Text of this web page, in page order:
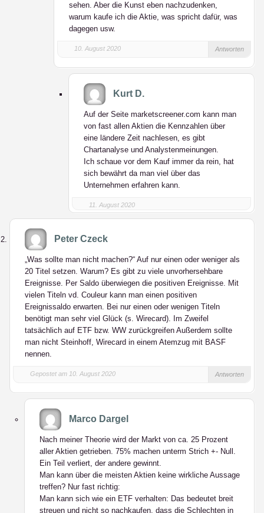
sehen. Aber die Kunst eben nachzudenken,
warum kaufe ich die Aktie, was spricht dafür, was
dagegen usw.
10. August 2020 Antworten
Kurt D.
Auf der Seite marketscreener.com kann man
von fast allen Aktien die Kennzahlen über
eine ländere Zeit nachlesen, es gibt
Chartanalyse und Analystenmeinungen.
Ich schaue vor dem Kauf immer da rein, hat
sich bewährt da man viel über das
Unternehmen erfahren kann.
11. August 2020
Peter Czeck
„Was sollte man nicht machen?“ Auf nur einen oder weniger als
20 Titel setzen. Warum? Es gibt zu viele unvorhersehbare
Ereignisse. Per Saldo überwiegen die positiven Ereignisse. Mit
vielen Titeln vd. Couleur kann man einen positiven
Ereignissaldo erwarten. Bei nur einen oder wenigen Titeln
benötigt man sehr viel Glück (s. Wirecard). Im Zweifel
tatsächlich auf ETF bzw. WW zurückgreifen Außerdem sollte
man nicht Steinhoff, Wirecard in einem Atemzug mit BASF
nennen.
Gepostet am 10. August 2020 Antworten
Marco Dargel
Nach meiner Theorie wird der Markt von ca. 25 Prozent
aller Aktien getrieben. 75% machen unterm Strich +- Null.
Ein Teil verliert, der andere gewinnt.
Man kann über die meisten Aktien keine wirkliche Aussage
treffen? Nur fast richtig:
Man kann sich wie ein ETF verhalten: Das bedeutet breit
streuen und nicht so nachkaufen, dass die Schlechten in